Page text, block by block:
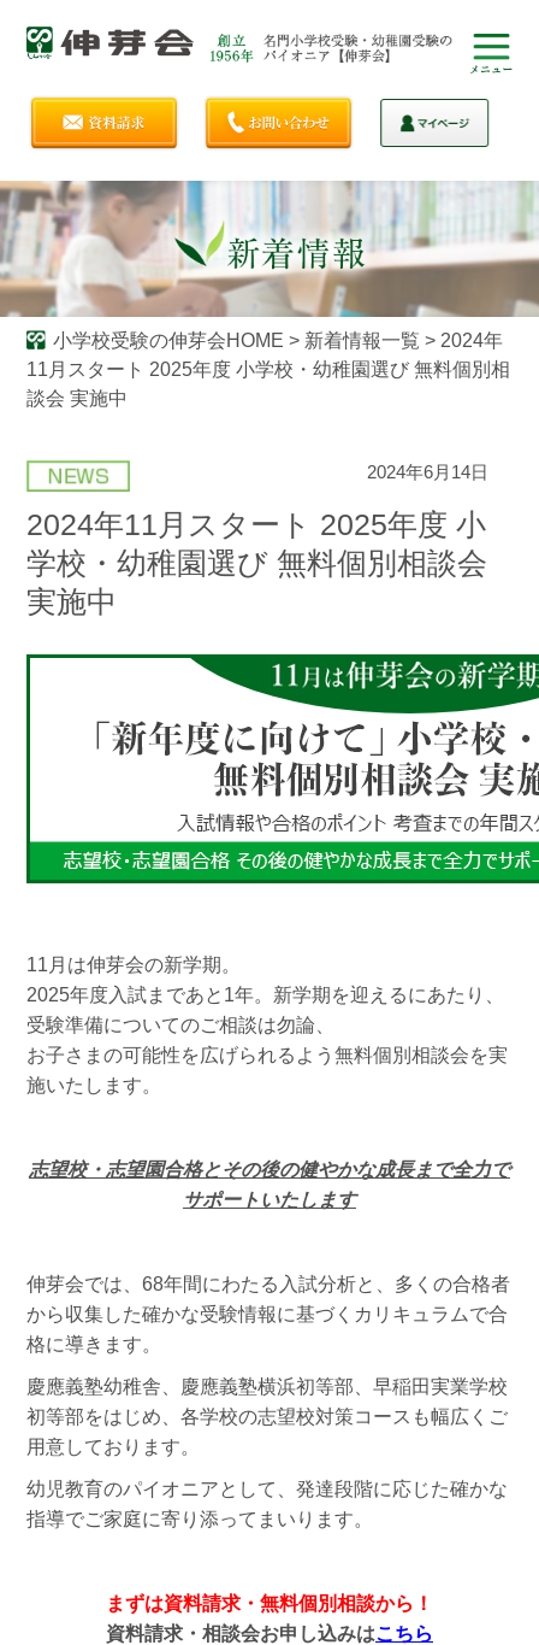
小学校受験の伸芽会HOME > 新着情報一覧 > 2024年
11月スタート 2025年度 小学校・幼稚園選び 無料個別相
談会 実施中
2024年6月14日
2024年11月スタート 2025年度 小
学校・幼稚園選び 無料個別相談会
実施中
11月は伸芽会の新学期。
2025年度入試まであと1年。新学期を迎えるにあたり、
受験準備についてのご相談は勿論、
お子さまの可能性を広げられるよう無料個別相談会を実
施いたします。
志望校・志望園合格とその後の健やかな成長まで全力で
サポートいたします
伸芽会では、68年間にわたる入試分析と、多くの合格者
から収集した確かな受験情報に基づくカリキュラムで合
格に導きます。
慶應義塾幼稚舎、慶應義塾横浜初等部、早稲田実業学校
初等部をはじめ、各学校の志望校対策コースも幅広くご
用意しております。
幼児教育のパイオニアとして、発達段階に応じた確かな
指導でご家庭に寄り添ってまいります。
まずは資料請求・無料個別相談から！
資料請求・相談会お申し込みはこちら